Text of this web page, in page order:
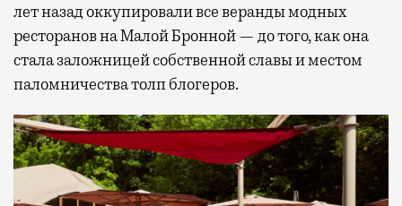
лет назад оккупировали все веранды модных
ресторанов на Малой Бронной — до того, как она
стала заложницей собственной славы и местом
паломничества толп блогеров.